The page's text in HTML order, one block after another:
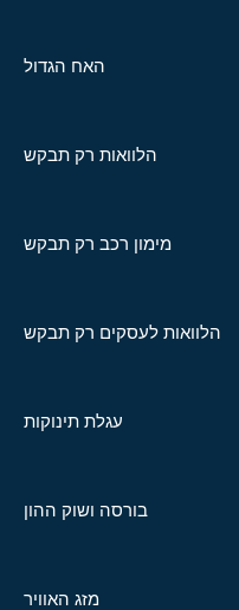
האח הגדול
הלוואות רק תבקש
מימון רכב רק תבקש
הלוואות לעסקים רק תבקש
עגלת תינוקות
בורסה ושוק ההון
מזג האוויר